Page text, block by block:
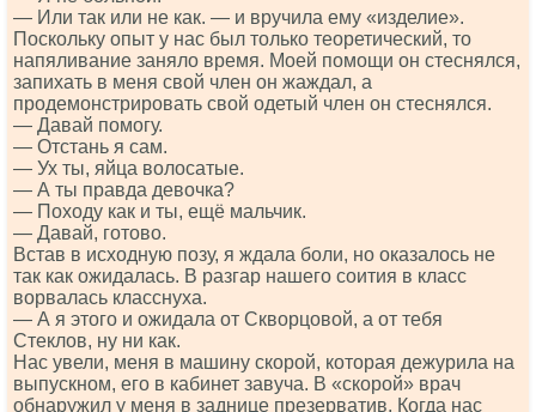
— Или так или не как. — и вручила ему «изделие».
Поскольку опыт у нас был только теоретический, то
напяливание заняло время. Моей помощи он стеснялся,
запихать в меня свой член он жаждал, а
продемонстрировать свой одетый член он стеснялся.
— Давай помогу.
— Отстань я сам.
— Ух ты, яйца волосатые.
— А ты правда девочка?
— Походу как и ты, ещё мальчик.
— Давай, готово.
Встав в исходную позу, я ждала боли, но оказалось не
так как ожидалась. В разгар нашего соития в класс
ворвалась класснуха.
— А я этого и ожидала от Скворцовой, а от тебя
Стеклов, ну ни как.
Нас увели, меня в машину скорой, которая дежурила на
выпускном, его в кабинет завуча. В «скорой» врач
обнаружил у меня в заднице презерватив. Когда нас